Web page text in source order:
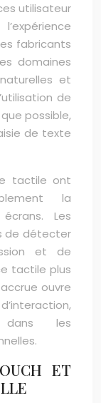
utilisateur
fabricants
domaines
et
de
possible,
de texte
tactile ont
la
Les
de détecter
et de
tactile plus
ouvre
dans les
ET